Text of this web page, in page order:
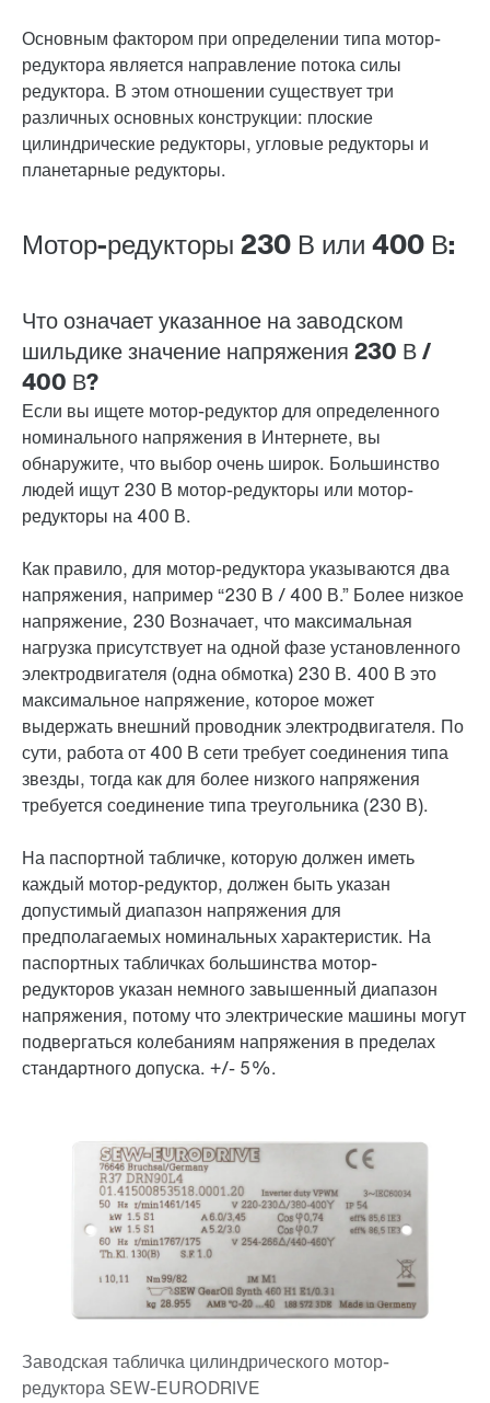
Основным фактором при определении типа мотор-
редуктора является направление потока силы
редуктора. В этом отношении существует три
различных основных конструкции: плоские
цилиндрические редукторы, угловые редукторы и
планетарные редукторы.
Мотор-редукторы 230 В или 400 В:
Что означает указанное на заводском
шильдике значение напряжения 230 В /
400 В?
Если вы ищете мотор-редуктор для определенного
номинального напряжения в Интернете, вы
обнаружите, что выбор очень широк. Большинство
людей ищут 230 В мотор-редукторы или мотор-
редукторы на 400 В.
Как правило, для мотор-редуктора указываются два
напряжения, например “230 В /400 В.” Более низкое
напряжение, 230 Возначает, что максимальная
нагрузка присутствует на одной фазе установленного
электродвигателя (одна обмотка) 230 В. 400 В это
максимальное напряжение, которое может
выдержать внешний проводник электродвигателя. По
сути, работа от400 В сети требует соединения типа
звезды, тогда как для более низкого напряжения
требуется соединение типа треугольника (230 В).
На паспортной табличке, которую должен иметь
каждый мотор-редуктор, должен быть указан
допустимый диапазон напряжения для
предполагаемых номинальных характеристик. На
паспортных табличках большинства мотор-
редукторов указан немного завышенный диапазон
напряжения, потому что электрические машины могут
подвергаться колебаниям напряжения в пределах
стандартного допуска. +/- 5%.